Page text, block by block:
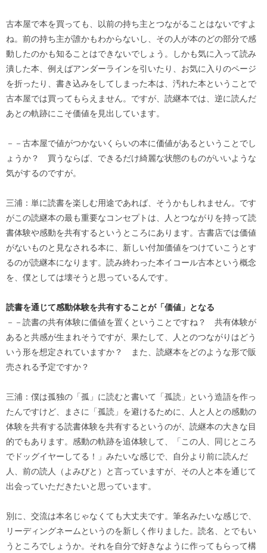
古本屋で本を買っても、以前の持ち主とつながることはないですよ
ね。前の持ち主が誰かもわからないし、その人が本のどの部分で感
動したのかも知ることはできないでしょう。しかも気に入って読み
潰した本、例えばアンダーラインを引いたり、お気に入りのページ
を折ったり、書き込みをしてしまった本は、汚れた本ということで
古本屋では買ってもらえません。ですが、読継本では、逆に読んだ
あとの軌跡にこそ価値を見出しています。
－－古本屋で値がつかないくらいの本に価値があるということでし
ょうか？ 買うならば、できるだけ綺麗な状態のものがいいような
気がするのですが。
三浦：単に読書を楽しむ用途であれば、そうかもしれません。です
がこの読継本の最も重要なコンセプトは、人とつながりを持って読
書体験や感動を共有するというところにあります。古書店では価値
がないものと見なされる本に、新しい付加価値をつけていこうとす
るのが読継本になります。読み終わった本イコール古本という概念
を、僕としては壊そうと思っているんです。
読書を通じて感動体験を共有することが「価値」となる
－－読書の共有体験に価値を置くということですね？ 共有体験が
あると共感が生まれそうですが、果たして、人とのつながりはどう
いう形を想定されていますか？ また、読継本をどのような形で販
売される予定ですか？
三浦：僕は孤独の「孤」に読むと書いて「孤読」という造語を作っ
たんですけど、まさに「孤読」を避けるために、人と人との感動の
体験を共有する読書体験を共有するというのが、読継本の大きな目
的でもあります。感動の軌跡を追体験して、「この人、同じところ
でドッグイヤーしてる！」みたいな感じで、自分より前に読んだ
人、前の読人（よみびと）と言っていますが、その人と本を通じて
出会っていただきたいと思っています。
別に、交流は本名じゃなくても大丈夫です。筆名みたいな感じで、
リーディングネームというのを新しく作りました。読名、とでもい
うところでしょうか。それを自分で好きなように作ってもらって構